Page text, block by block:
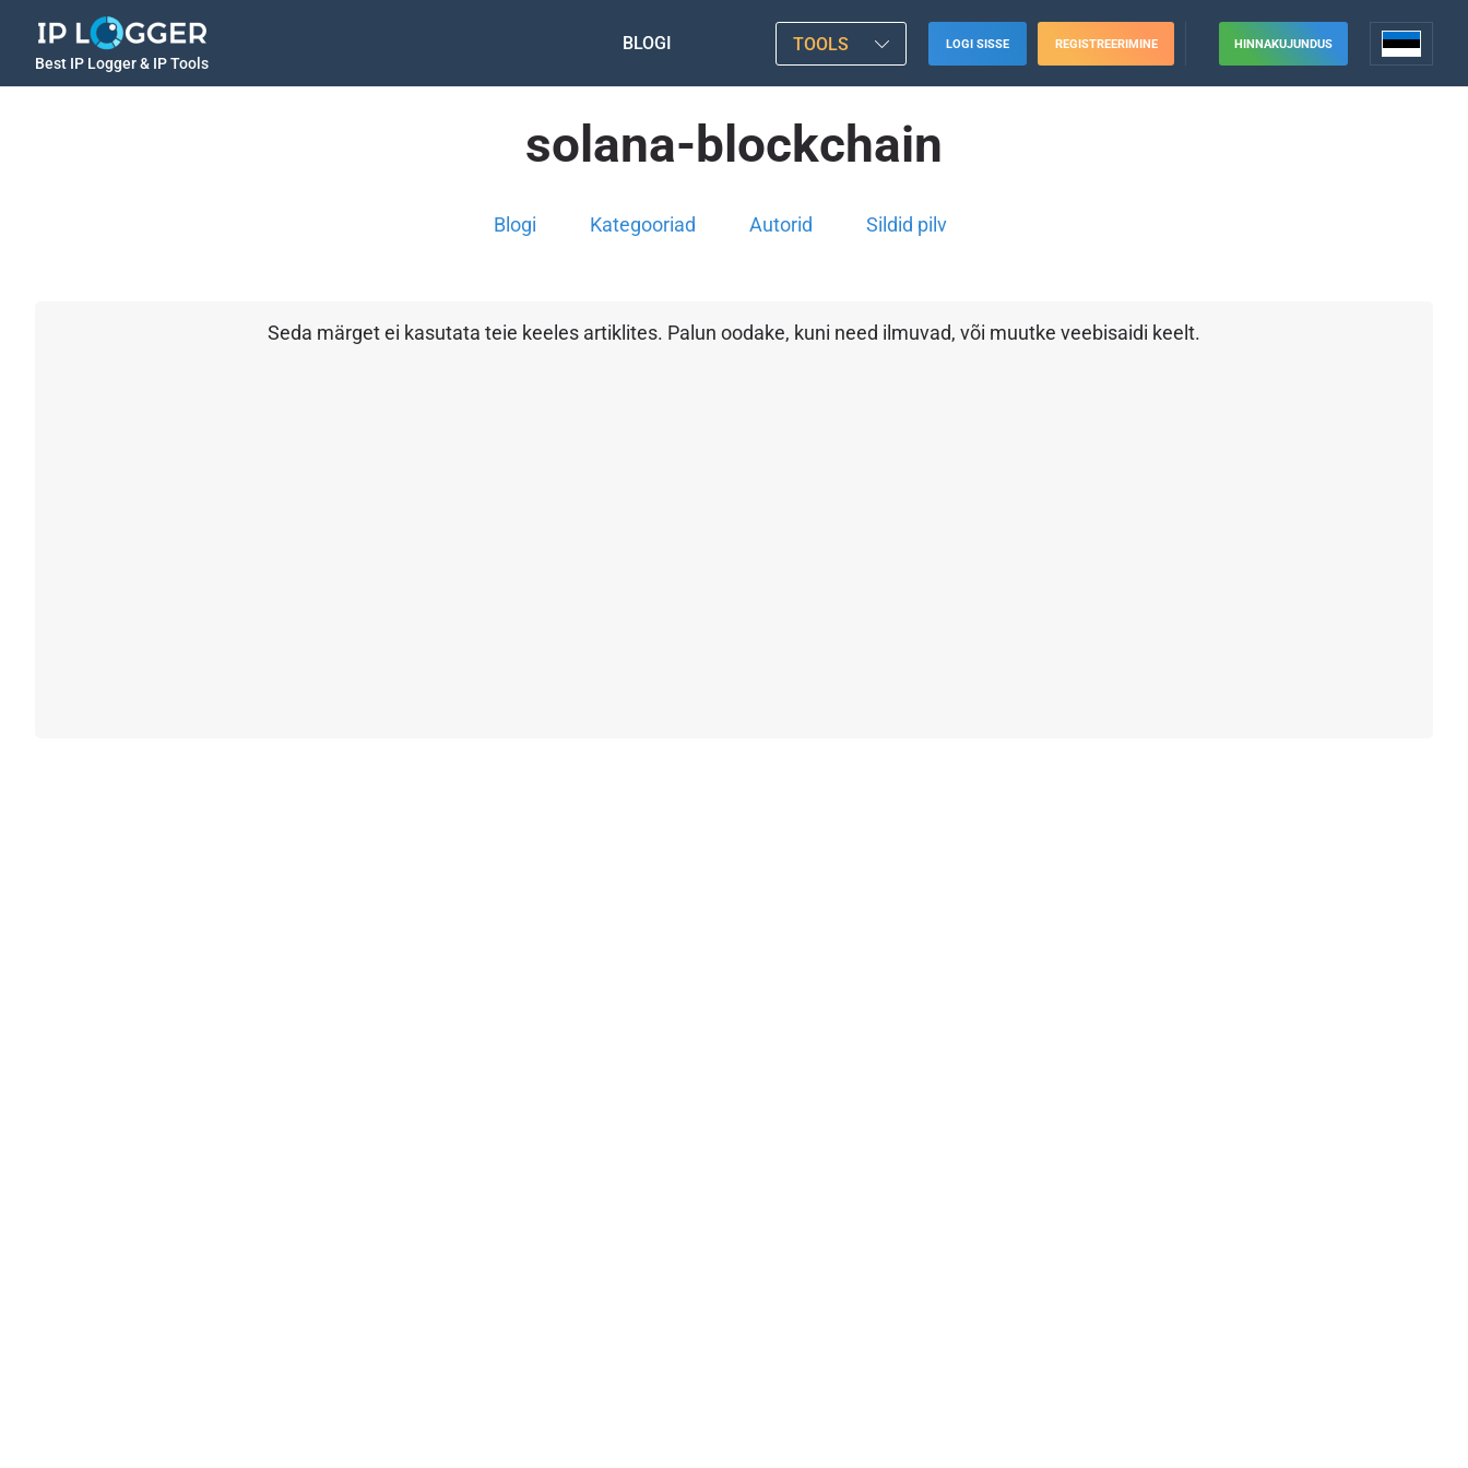
Best IP Logger & IP Tools
BLOGI TOOLS LOGI SISSE REGISTREERIMINE HINNAKUJUNDUS
solana-blockchain
Blogi Kategooriad Autorid Sildid pilv